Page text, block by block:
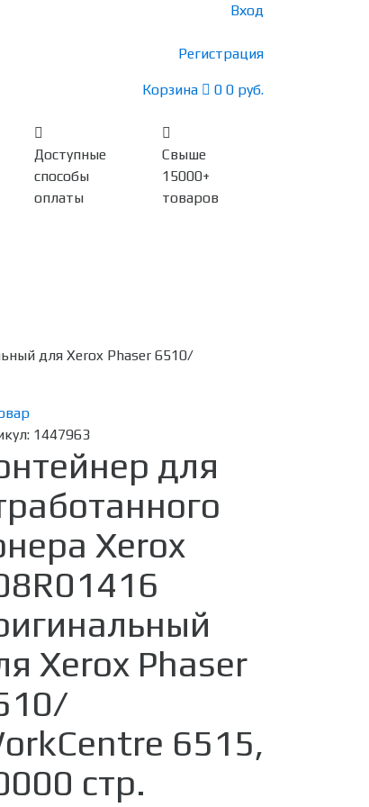
Вход
Регистрация
Корзина 0 0 руб.
Доступные
способы
оплаты
Свыше
15000+
товаров
для Xerox Phaser 6510/
1447963
для
Xerox
Xerox Phaser
6515,
стр.